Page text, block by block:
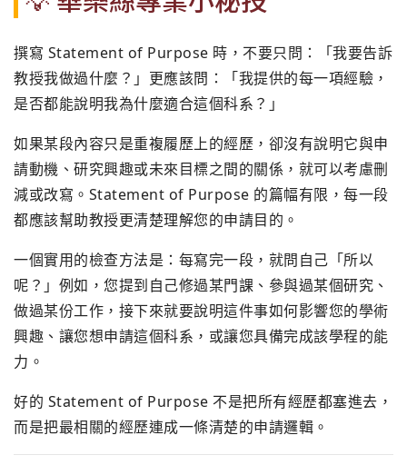
撰寫 Statement of Purpose 時，不要只問：「我要告訴
教授我做過什麼？」更應該問：「我提供的每一項經驗，
是否都能說明我為什麼適合這個科系？」
如果某段內容只是重複履歷上的經歷，卻沒有說明它與申
請動機、研究興趣或未來目標之間的關係，就可以考慮刪
減或改寫。Statement of Purpose 的篇幅有限，每一段
都應該幫助教授更清楚理解您的申請目的。
一個實用的檢查方法是：每寫完一段，就問自己「所以
呢？」例如，您提到自己修過某門課、參與過某個研究、
做過某份工作，接下來就要說明這件事如何影響您的學術
興趣、讓您想申請這個科系，或讓您具備完成該學程的能
力。
好的 Statement of Purpose 不是把所有經歷都塞進去，
而是把最相關的經歷連成一條清楚的申請邏輯。